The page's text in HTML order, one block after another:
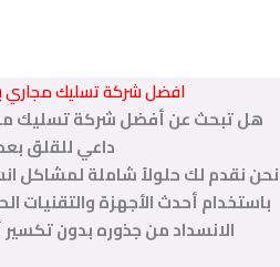
افضل شركة تسليك مجاري
هل تبحث عن أفضل شركة تسليك
داعي للقلق
نحن نقدم لك حلولاً شاملة لمشاكل
باستخدام أحدث الأجهزة والتقنيات
الانسداد من جذوره بدون تكسير